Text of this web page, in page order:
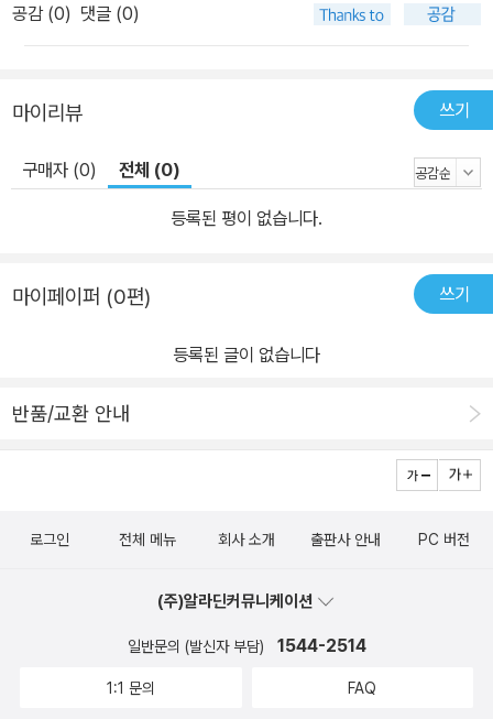
공감 (0) 댓글 (0)
마이리뷰 쓰기
구매자 (0) 전체 (0)
등록된 평이 없습니다.
마이페이퍼 (0편) 쓰기
등록된 글이 없습니다
반품/교환 안내
로그인 전체 메뉴 회사 소개 출판사 안내 PC 버전
(주)알라딘커뮤니케이션
일반문의 (발신자 부담) 1544-2514
1:1 문의 FAQ